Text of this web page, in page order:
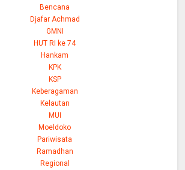
Bencana
Djafar Achmad
GMNI
HUT RI ke 74
Hankam
KPK
KSP
Keberagaman
Kelautan
MUI
Moeldoko
Pariwisata
Ramadhan
Regional